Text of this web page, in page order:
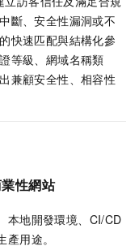
斷、安全性漏洞或不
快速匹配與結構化參
等級、網域名稱類
兼顧安全性、相容性
性網站
本地開發環境、CI/CD
用途。